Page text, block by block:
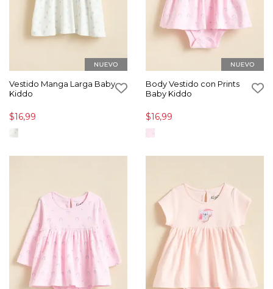
Vestido Manga Larga Baby
Kiddo
$16,99
Body Vestido con Prints
Baby Kiddo
$16,99